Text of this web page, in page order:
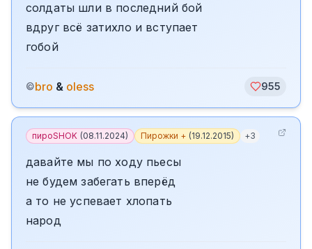
солдаты шли в последний бой
вдруг всё затихло и вступает
гобой
©bro & oless 955
пироSHOK (08.11.2024) Пирожки + (19.12.2015) +3
давайте мы по ходу пьесы
не будем забегать вперёд
а то не успевает хлопать
народ